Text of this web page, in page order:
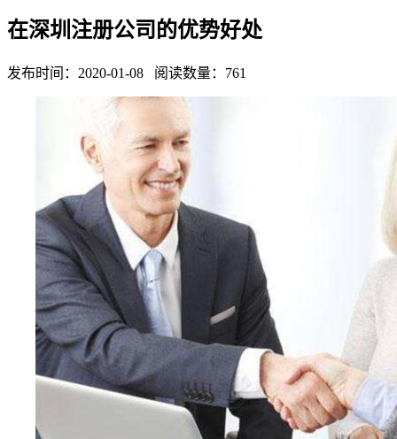
在深圳注册公司的优势好处
发布时间：2020-01-08 阅读数量：761